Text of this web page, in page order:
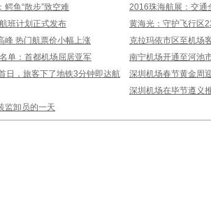
鱼“散步”致空难
2016珠海航展：交通
班计划正式发布
黄海光：守护飞行区
峰 热门航票价小幅上涨
克拉玛依市区至机场
单：首都机场屈居亚军
南宁机场开通至河池
日，旅客下了地铁3分钟即达航
深圳机场春节黄金周
深圳机场在毕节遵义
监卸员的一天